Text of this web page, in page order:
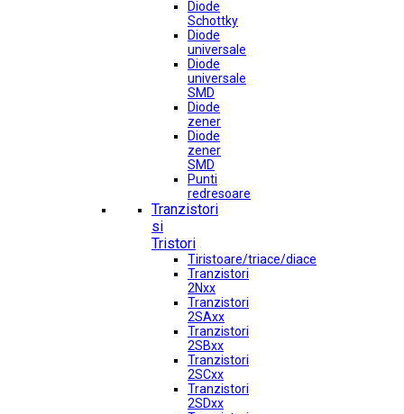
Diode
Schottky
Diode
universale
Diode
universale
SMD
Diode
zener
Diode
zener
SMD
Punti
redresoare
Tranzistori
si
Tristori
Tiristoare/triace/diace
Tranzistori
2Nxx
Tranzistori
2SAxx
Tranzistori
2SBxx
Tranzistori
2SCxx
Tranzistori
2SDxx